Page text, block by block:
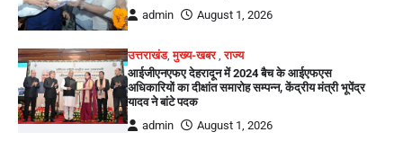
admin
August 1, 2026
उत्तराखंड,मुख्य-खबर ,राज्य
आईजीएनएफए देहरादून में 2024 बैच के आईएफएस
अधिकारियों का दीक्षांत समारोह सम्पन्न, केंद्रीय मंत्री भूपेंद्र
यादव ने बांटे पदक
admin
August 1, 2026